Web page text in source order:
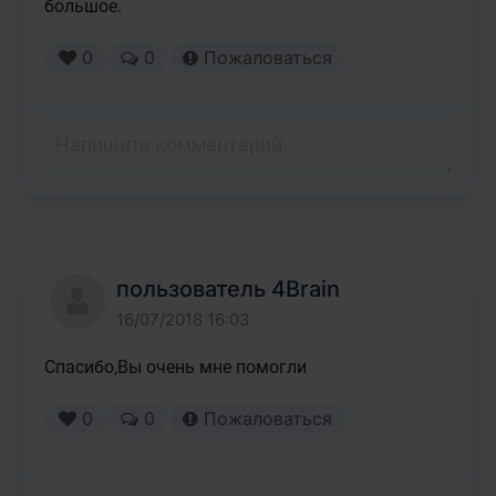
большое.
0 0 Пожаловаться
пользователь 4Brain
16/07/2018 16:03
Спасибо,Вы очень мне помогли
0 0 Пожаловаться